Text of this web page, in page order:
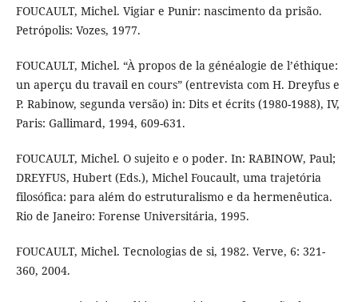
FOUCAULT, Michel. Vigiar e Punir: nascimento da prisão.
Petrópolis: Vozes, 1977.
FOUCAULT, Michel. “À propos de la généalogie de l’éthique:
un aperçu du travail en cours” (entrevista com H. Dreyfus e
P. Rabinow, segunda versão) in: Dits et écrits (1980-1988), IV,
Paris: Gallimard, 1994, 609-631.
FOUCAULT, Michel. O sujeito e o poder. In: RABINOW, Paul;
DREYFUS, Hubert (Eds.), Michel Foucault, uma trajetória
filosófica: para além do estruturalismo e da hermenêutica.
Rio de Janeiro: Forense Universitária, 1995.
FOUCAULT, Michel. Tecnologias de si, 1982. Verve, 6: 321-
360, 2004.